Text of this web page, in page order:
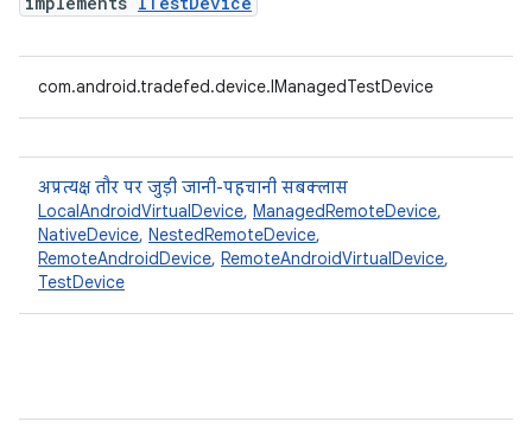
com.android.tradefed.device.IManagedTestDevice
अप्रत्यक्ष तौर पर जुड़ी जानी-पहचानी सबक्लास
LocalAndroidVirtualDevice, ManagedRemoteDevice,
NativeDevice, NestedRemoteDevice,
RemoteAndroidDevice, RemoteAndroidVirtualDevice,
TestDevice